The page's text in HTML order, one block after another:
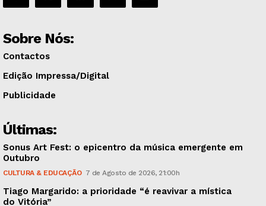
Sobre Nós:
Contactos
Edição Impressa/Digital
Publicidade
Últimas:
Sonus Art Fest: o epicentro da música emergente em
Outubro
CULTURA & EDUCAÇÃO 7 de Agosto de 2026, 21:00h
Tiago Margarido: a prioridade “é reavivar a mística
do Vitória”